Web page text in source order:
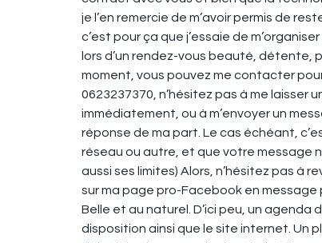
je l’en remercie de m’avoir permis de
c’est pour ça que j’essaie de
lors d’un rendez-vous beauté,
moment, vous pouvez me contacter
0623237370, n’hésitez pas à me laisser
immédiatement, ou à m’envoyer un
réponse de ma part. Le cas échéant,
réseau ou autre, et que votre message
aussi ses limites) Alors, n’hésitez pas à
sur ma page pro-Facebook en message
Belle et au naturel. D’ici peu, un agenda
disposition ainsi que le site internet. Un